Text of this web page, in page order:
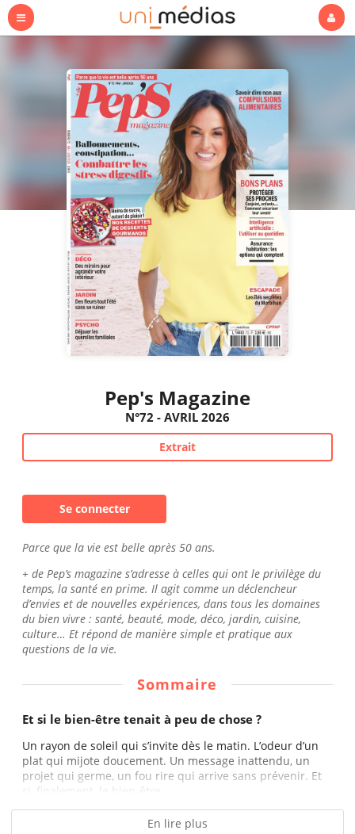
Pep's Magazine
N°72 - AVRIL 2026
Extrait
Se connecter
Parce que la vie est belle après 50 ans.
+ de Pep’s magazine s’adresse à celles qui ont le privilège du
temps, la santé en prime. Il agit comme un déclencheur
d’envies et de nouvelles expériences, dans tous les domaines
du bien vivre : santé, beauté, mode, déco, jardin, cuisine,
culture… Et répond de manière simple et pratique aux
questions de la vie.
Sommaire
Et si le bien-être tenait à peu de chose ?
Un rayon de soleil qui s’invite dès le matin. L’odeur d’un
plat qui mijote doucement. Un message inattendu, un
projet qui germe, un fou rire qui arrive sans prévenir. Et
si, finalement, le bien-être...
En lire plus